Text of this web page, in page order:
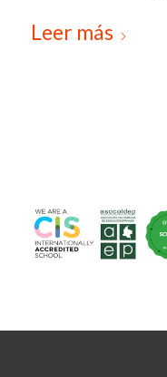
Leer más